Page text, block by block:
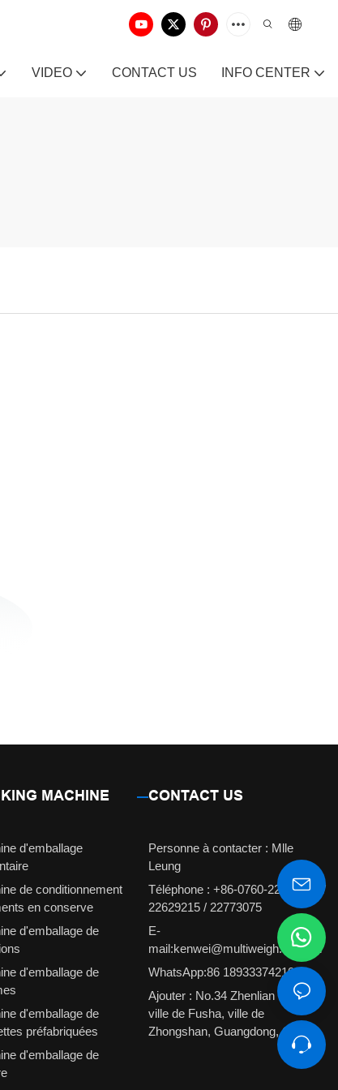
VIDEO CONTACT US INFO CENTER
MACHINE
d'emballage
de conditionnement
en conserve
d'emballage de
d'emballage de
d'emballage de
préfabriquées
d'emballage de
CONTACT US
Personne à contacter : Mlle
Leung
Téléphone : +86-0760-22629231 /
22629215 / 22773075
E-
mail:kenwei@multiweigh.com.cn
WhatsApp:86 18933374210
Ajouter : No.34 Zhenlian Road,
ville de Fusha, ville de
Zhongshan, Guangdong, Chine